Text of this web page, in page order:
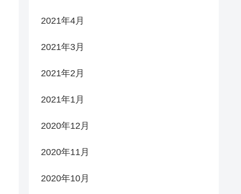
2021年4月
2021年3月
2021年2月
2021年1月
2020年12月
2020年11月
2020年10月